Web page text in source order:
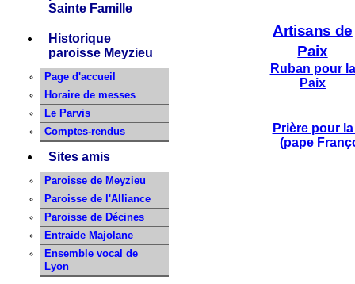
Sainte Famille
Historique
paroisse Meyzieu
Page d'accueil
Horaire de messes
Le Parvis
Comptes-rendus
Sites amis
Paroisse de Meyzieu
Paroisse de l'Alliance
Paroisse de Décines
Entraide Majolane
Ensemble vocal de
Lyon
Artisans de
Paix
Ruban pour la
Paix
Prière pour
(pape